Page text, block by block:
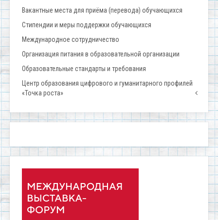
Вакантные места для приёма (перевода) обучающихся
Стипендии и меры поддержки обучающихся
Международное сотрудничество
Организация питания в образовательной организации
Образовательные стандарты и требования
Центр образования цифрового и гуманитарного профилей
«Точка роста»